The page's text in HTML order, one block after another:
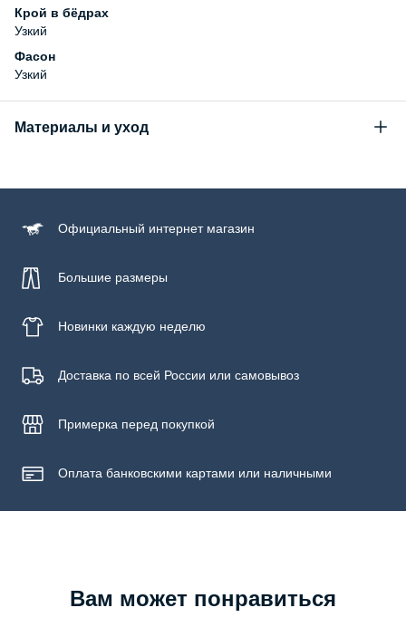
Крой в бёдрах
Узкий
Фасон
Узкий
Материалы и уход
82% хлопок, 16% полиэстер, 2% эластан
Бережная стирка при температуре не более 30С, химчистка
запрещена
Официальный интернет магазин
Большие размеры
Новинки каждую неделю
Доставка по всей России или самовывоз
Примерка перед покупкой
Оплата банковскими картами или наличными
Вам может понравиться